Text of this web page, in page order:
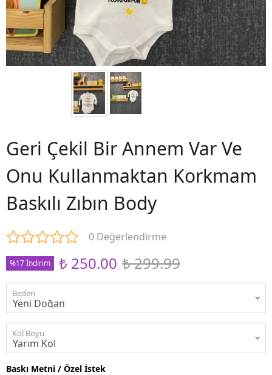
Geri Çekil Bir Annem Var Ve
Onu Kullanmaktan Korkmam
Baskılı Zıbın Body
0 Değerlendirme
%17 İndirim ₺ 250.00 ₺ 299.99
Beden
Kol Boyu
Baskı Metni / Özel İstek